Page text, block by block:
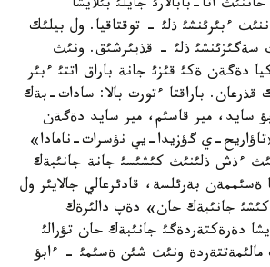
اتا-بابالارئ جايلئ بئلايشا
ءبئرئنشئ ذلئ - توقتاقيا. ول بيلئك
سةگئزئنشئ ذلئ - قذيئرشئق. ونئث
دةگةن ةكئ قئزئ جانة باراق اتتئ ءبئر
قذرعان. باراقتا ءتورت بالا: سادات-بةك
سايد، مير قاسئم، مير سايد دةگةن
ي گؤزيدا-يي نؤسرات-نامادا»
ءذش ذلئنئث كئشئسئ جانة جانئبةك
بةرئلسة، قادئرعالي جالايئر ول
«كئشئ جانئبةك حان» دةپ دالئرةك
دةرةكتةردةگئ جانئبةك حان تؤرالئ
مالئمةتتةردة ونئث شئن ةسئمئ - ءابؤ